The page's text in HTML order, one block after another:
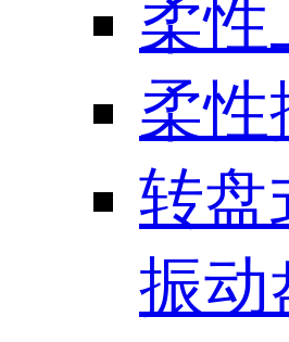
柔性
柔性
转盘
振动